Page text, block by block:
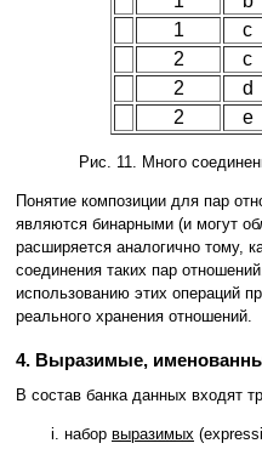
1
c
2
c
2
d
2
e
Рис. 11. Много
Понятие композиции для пар
являются бинарными (и могут
расширяется аналогично тому,
соединения таких пар
использованию этих операций
реального хранения отношений.
4. Выразимые,
В состав банка данных входят
набор выразимых